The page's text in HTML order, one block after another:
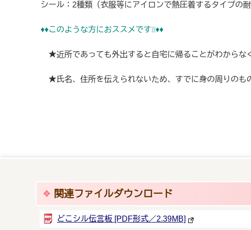
シール：2種類（衣服等にアイロンで熱圧着するタイプの
♦♦このような方におススメです❕❕♦♦
★近所であっても外出すると自宅に帰ることがわからな
★氏名、住所を伝えられないため、すでに身の周りのも
関連ファイルダウンロード
どこシル伝言板 [PDF形式／2.39MB]